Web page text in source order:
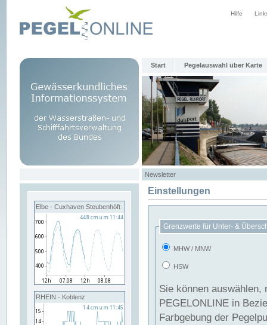
Hilfe
Start Pegelauswahl über Karte
Newsletter
Elbe - Cuxhaven Steubenhöft
RHEIN - Koblenz
Einstellungen
Grenzwerte für Unter- &
MHW / MNW
HSW
Sie können
PEGELONLINE in Beziehung
Farbgebung der